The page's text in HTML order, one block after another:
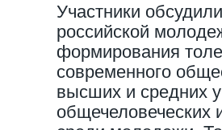
Участники
российской
формирования
современного
высших и средних
общечеловеческих